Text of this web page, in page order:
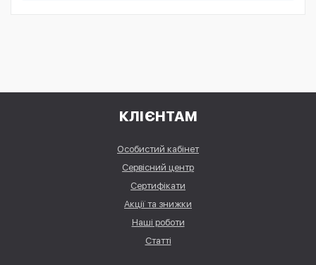
КЛІЄНТАМ
Особистий кабінет
Сервісний центр
Сертифікати
Акції та знижки
Наші роботи
Статті